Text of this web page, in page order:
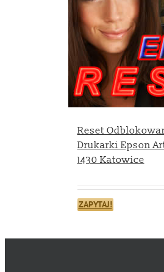
Reset
Drukarki Epson
1430 Katowice
ZAPYTAJ!